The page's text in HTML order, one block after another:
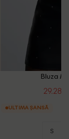
Bluza
29.28
ULTIMA ȘANSĂ
S